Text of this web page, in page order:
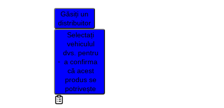
Găsiți un
distribuitor
Selectați
vehiculul
dvs. pentru
a confirma
că acest
produs se
potrivește